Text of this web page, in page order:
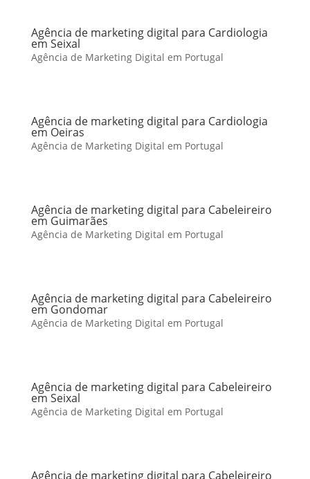
Agência de marketing digital para Cardiologia
em Seixal
Agência de Marketing Digital em Portugal
Agência de marketing digital para Cardiologia
em Oeiras
Agência de Marketing Digital em Portugal
Agência de marketing digital para Cabeleireiro
em Guimarães
Agência de Marketing Digital em Portugal
Agência de marketing digital para Cabeleireiro
em Gondomar
Agência de Marketing Digital em Portugal
Agência de marketing digital para Cabeleireiro
em Seixal
Agência de Marketing Digital em Portugal
Agência de marketing digital para Cabeleireiro